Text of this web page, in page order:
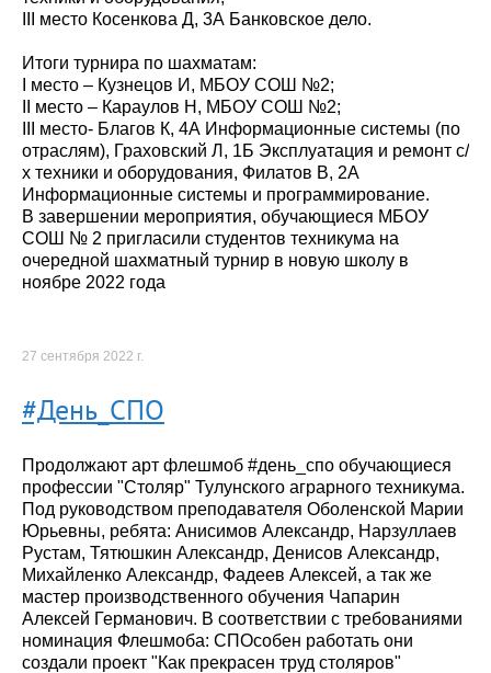
III место Косенкова Д, 3А Банковское дело.
Итоги турнира по шахматам:
I место – Кузнецов И, МБОУ СОШ №2;
II место – Караулов Н, МБОУ СОШ №2;
III место- Благов К, 4А Информационные системы (по
отраслям), Граховский Л, 1Б Эксплуатация и ремонт с/
х техники и оборудования, Филатов В, 2А
Информационные системы и программирование.
В завершении мероприятия, обучающиеся МБОУ
СОШ № 2 пригласили студентов техникума на
очередной шахматный турнир в новую школу в
ноябре 2022 года
27 сентября 2022 г.
#День_СПО
Продолжают арт флешмоб #день_спо обучающиеся
профессии "Столяр" Тулунского аграрного техникума.
Под руководством преподавателя Оболенской Марии
Юрьевны, ребята: Анисимов Александр, Нарзуллаев
Рустам, Тятюшкин Александр, Денисов Александр,
Михайленко Александр, Фадеев Алексей, а так же
мастер производственного обучения Чапарин
Алексей Германович. В соответствии с требованиями
номинация Флешмоба: СПОсобен работать они
создали проект "Как прекрасен труд столяров"